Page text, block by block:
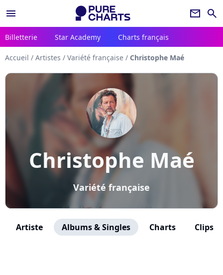
menu newsletter search
Billetterie Star Academy Charts français
Accueil / Artistes / Variété française / Christophe Maé
Christophe Maé
Variété française
Artiste Albums & Singles Charts Clips